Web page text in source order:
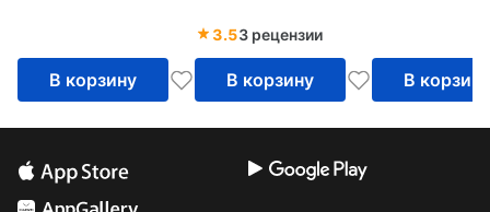
В корзину
3.53 рецензии
В корзину В корзину